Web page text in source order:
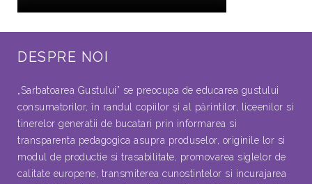
DESPRE NOI
„Sarbatoarea Gustului” se preocupa de educarea gustului
consumatorilor, în randul copiilor şi al părintilor, liceenilor si
tinerelor generatii de bucatari prin informarea si
transparenta pedagogica asupra produselor, originile lor si
modul de productie si trasabilitate, promovarea siglelor de
calitate europene, transmiterea cunostintelor si incurajarea